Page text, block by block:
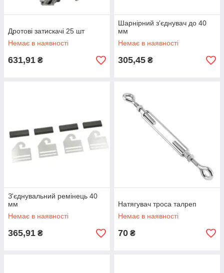
Дротові затискачі 25 шт
Немає в наявності
631,91 ₴
Шарнірний з'єднувач до 40
мм
Немає в наявності
305,45 ₴
З'єднувальний ремінець 40
мм
Немає в наявності
365,91 ₴
Натягувач троса талреп
Немає в наявності
70 ₴